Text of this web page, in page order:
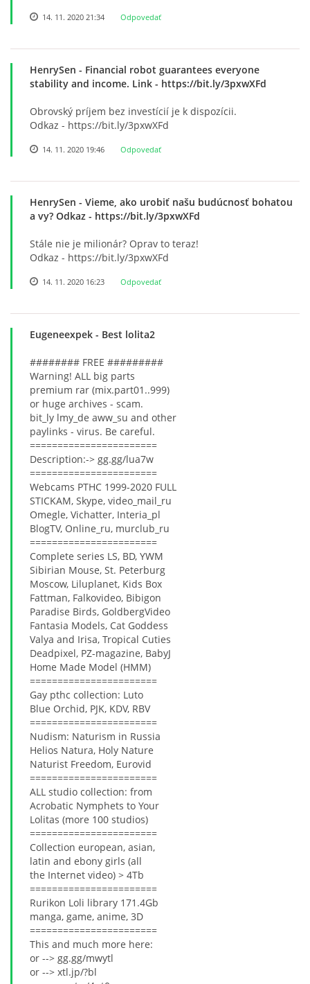
14. 11. 2020 21:34 Odpovedať
HenrySen - Financial robot guarantees everyone
stability and income. Link - https://bit.ly/3pxwXFd
Obrovský príjem bez investícií je k dispozícii.
Odkaz - https://bit.ly/3pxwXFd
14. 11. 2020 19:46 Odpovedať
HenrySen - Vieme, ako urobiť našu budúcnosť bohatou
a vy? Odkaz - https://bit.ly/3pxwXFd
Stále nie je milionár? Oprav to teraz!
Odkaz - https://bit.ly/3pxwXFd
14. 11. 2020 16:23 Odpovedať
Eugeneexpek - Best lolita2
######## FREE #########
Warning! ALL big parts
premium rar (mix.part01..999)
or huge archives - scam.
bit_lу lmу_dе аww_su and other
paylinks - virus. Be careful.
=======================
Description:-> gg.gg/lua7w
=======================
Webcams РТНС 1999-2020 FULL
STICKAM, Skype, video_mail_ru
Omegle, Vichatter, Interia_pl
BlogTV, Online_ru, murclub_ru
=======================
Complete series LS, BD, YWM
Sibirian Mouse, St. Peterburg
Moscow, Liluplanet, Kids Box
Fattman, Falkovideo, Bibigon
Paradise Birds, GoldbergVideo
Fantasia Models, Cat Goddess
Valya and Irisa, Tropical Cuties
Deadpixel, PZ-magazine, BabyJ
Home Made Model (HMM)
=======================
Gay рthс collection: Luto
Blue Orchid, PJK, KDV, RBV
=======================
Nudism: Naturism in Russia
Helios Natura, Holy Nature
Naturist Freedom, Eurovid
=======================
ALL studio collection: from
Acrobatic Nymрhеts to Your
Lоlitаs (more 100 studios)
=======================
Collection european, asian,
latin and ebony girls (all
the Internet video) > 4Tb
=======================
Rurikon Lоli library 171.4Gb
manga, game, anime, 3D
=======================
This and much more here:
or --> gg.gg/mwytl
or --> xtl.jp/?bl